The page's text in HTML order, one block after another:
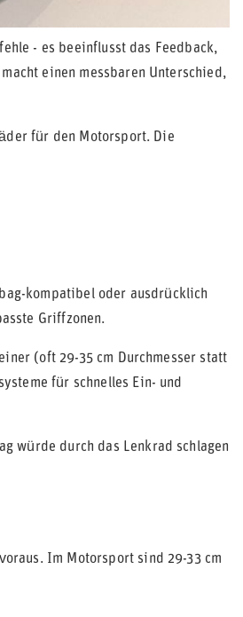
- es beeinflusst das Feedback,
einen messbaren Unterschied,
für den Motorsport. Die
kompatibel oder ausdrücklich
Griffzonen.
(oft 29-35 cm Durchmesser statt
für schnelles Ein- und
würde durch das Lenkrad schlagen
Im Motorsport sind 29-33 cm